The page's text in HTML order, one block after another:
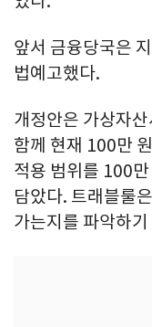
앞서 금융당국은
법예고했다.
개정안은 가상자
함께 현재 100만
적용 범위를 100
담았다. 트래블룰
가는지를 파악하